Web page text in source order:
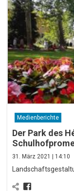
Medienberichte
Der Park des
31. März 2021 | 14:10